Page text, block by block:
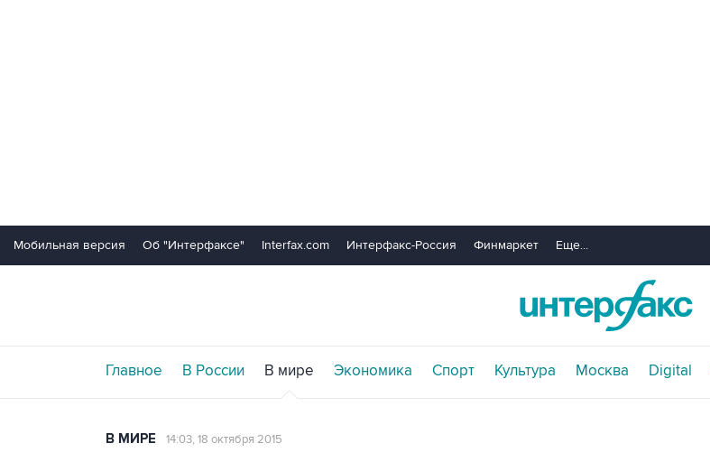
Мобильная версия Об "Интерфаксе" Interfax.com Интерфакс-Россия Финмаркет Еще...
Главное В России В мире Экономика Спорт Культура Москва Digital
В МИРЕ 14:03, 18 октября 2015